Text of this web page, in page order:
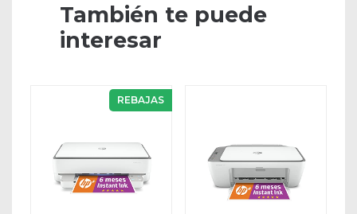
También te puede
interesar
REBAJAS